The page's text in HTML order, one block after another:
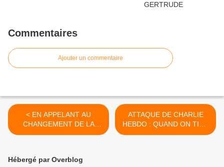
Commentaires
Ajouter un commentaire
< EN APPELANT AU
CHANGEMENT DE LA
CONSTITUTION, LE PCT
DOIT DONC ETRE
ATTAQUE DE CHARLIE
HEBDO : QUAND ON TIRE
SUR LA LIBERTE
Hébergé par Overblog